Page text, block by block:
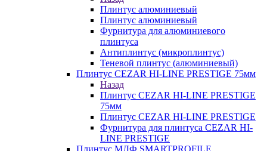
Плинтус алюминиевый
Плинтус алюминиевый
Фурнитура для алюминиевого
плинтуса
Антиплинтус (микроплинтус)
Теневой плинтус (алюминиевый)
Плинтус CEZAR HI-LINE PRESTIGE 75мм
Назад
Плинтус CEZAR HI-LINE PRESTIGE
75мм
Плинтус CEZAR HI-LINE PRESTIGE
Фурнитура для плинтуса CEZAR HI-
LINE PRESTIGE
Плинтус МДФ SMARTPROFILE